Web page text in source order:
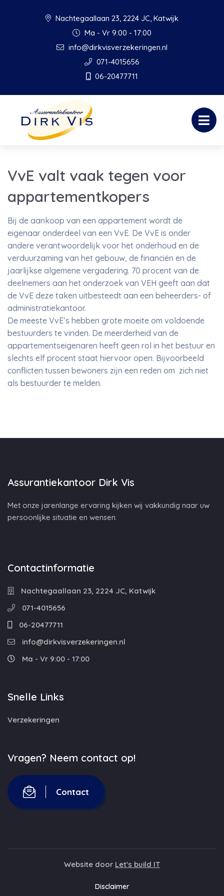
Nachtegaallaan 23, 2224 JC, Katwijk
Ma - Vr 9:00 - 17:00
info@dirkvisverzekeringen.nl
071-4015656
06-20477711
VvE valt vaak tegen voor
appartementkopers
Bij de aankoop van een appartement wordt de
eigenaar onderdeel van een VvE. De VvE is onder
andere verantwoordelijk voor het onderhoud en de
verduurzaming van het gebouw, de financiën en de
jaarlijkse algemene vergadering. 70 procent van de
deelnemers aan het onderzoek van VEH geeft aan dat
de VvE deze taken uitbesteedt aan een beheerders- of
administratiekantoor.
De meeste VvE’s hebben grote moeite om voldoende
bestuurders te vinden. De meerderheid van de
appartementseigenaren heeft geen rol in het bestuur en
slechts elf procent staat hiervoor open. Bijvoorbeeld
conflicten tussen bewoners zijn een reden om zich niet
als bestuurder te melden.
Assurantiekantoor Dirk Vis
Met onze jarenlange ervaring kijken wij vakkundig naar uw
persoonlijke situatie en wensen.
Contactinformatie
Nachtegaallaan 23, 2224 JC, Katwijk
071-4015656
06-20477711
info@dirkvisverzekeringen.nl
Ma - Vr 9:00 - 17:00
Snelle Links
Verzekeringen
Vragen? Neem contact op!
Contact
Website door Let's build IT
Disclaimer